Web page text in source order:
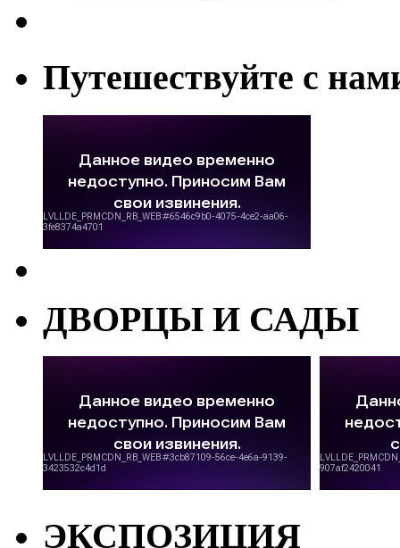
Путешествуйте с
ДВОРЦЫ И САДЫ
ЭКСПОЗИЦИЯ